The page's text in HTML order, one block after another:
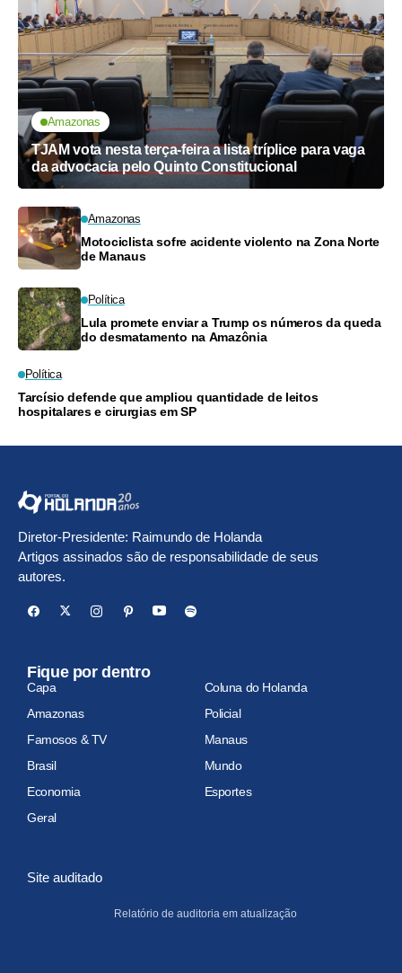
Amazonas
TJAM vota nesta terça-feira a lista tríplice para vaga
da advocacia pelo Quinto Constitucional
Amazonas
Motociclista sofre acidente violento na Zona Norte
de Manaus
Política
Lula promete enviar a Trump os números da queda
do desmatamento na Amazônia
Política
Tarcísio defende que ampliou quantidade de leitos
hospitalares e cirurgias em SP
Diretor-Presidente: Raimundo de Holanda
Artigos assinados são de responsabilidade de seus
autores.
Fique por dentro
Capa
Coluna do Holanda
Amazonas
Policial
Famosos & TV
Manaus
Brasil
Mundo
Economia
Esportes
Geral
Site auditado
Relatório de auditoria em atualização